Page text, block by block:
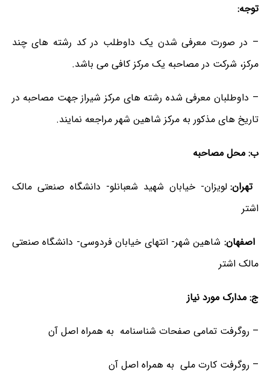
توجه:
– در صورت معرفی شدن یک داوطلب در کد رشته های چند
مرکز، شرکت در مصاحبه یک مرکز کافی می باشد.
– داوطلبان معرفی شده رشته های مرکز شیراز جهت مصاحبه در
تاریخ های مذکور به مرکز شاهین شهر مراجعه نمایند.
ب: محل مصاحبه
تهران:لویزان- خیابان شهید شعبانلو- دانشگاه صنعتی مالک
اشتر
اصفهان: شاهین شهر- انتهای خیابان فردوسی- دانشگاه صنعتی
مالک اشتر
ج: مدارک مورد نیاز
– روگرفت تمامی صفحات شناسنامه به همراه اصل آن
– روگرفت کارت ملی به همراه اصل آن